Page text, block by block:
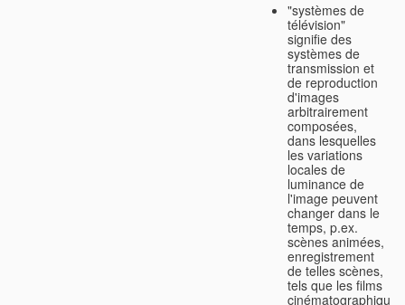
"systèmes de
télévision"
signifie des
systèmes de
transmission et
de reproduction
d'images
arbitrairement
composées,
dans lesquelles
les variations
locales de
luminance de
l'image peuvent
changer dans le
temps, p.ex.
scènes animées,
enregistrement
de telles scènes,
tels que les films